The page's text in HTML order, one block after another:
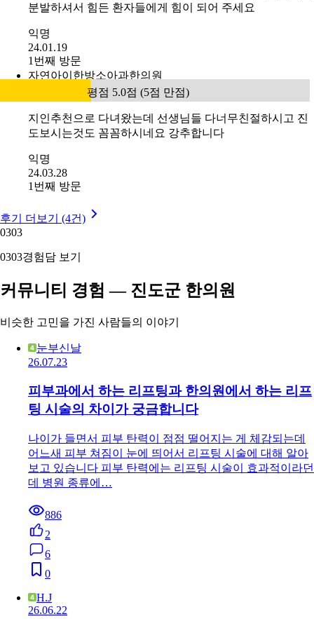
분발하셔서 힘든 환자들에게 힘이 되어 주세요
익명
24.01.19
1번째 방문
자연아이한방소아과한의원
평점 5.0점 (5점 만점)
지인추천으로 다녀왔는데 선생님들 다너무친절하시고 진
도보시는것도 꼼꼼하시네요 강추합니다
익명
24.03.28
1번째 방문
후기 더보기 (4건)
0303
0303경험담 보기
커뮤니티 경험 — 진도군 한의원
비슷한 고민을 가진 사람들의 이야기
눈부신날
26.07.23
피부과에서 하는 리프팅과 한의원에서 하는 리프
팅 시술의 차이가 궁금합니다
나이가 들면서 피부 탄력이 점점 떨어지는 게 체감되는데
어느새 피부 쳐짐이 눈에 띄어서 리프팅 시술에 대해 알아
보고 있습니다 피부 탄력에는 리프팅 시술이 효과적이라던
데 병원 종류에…
886
2
6
0
H.J
26.06.22